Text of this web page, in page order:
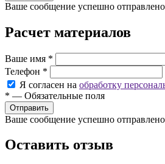
Ваше сообщение успешно
Расчет материалов
Ваше имя *
Телефон *
Я согласен на обработку
* — Обязательные поля
Ваше сообщение успешно
Оставить отзыв